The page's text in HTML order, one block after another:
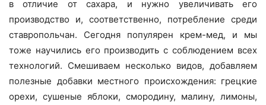
в отличие от сахара, и нужно увеличивать его
производство и, соответственно, потребление среди
ставропольчан. Сегодня популярен крем-мед, и мы
тоже научились его производить с соблюдением всех
технологий. Смешиваем несколько видов, добавляем
полезные добавки местного происхождения: грецкие
орехи, сушеные яблоки, смородину, малину, лимоны,